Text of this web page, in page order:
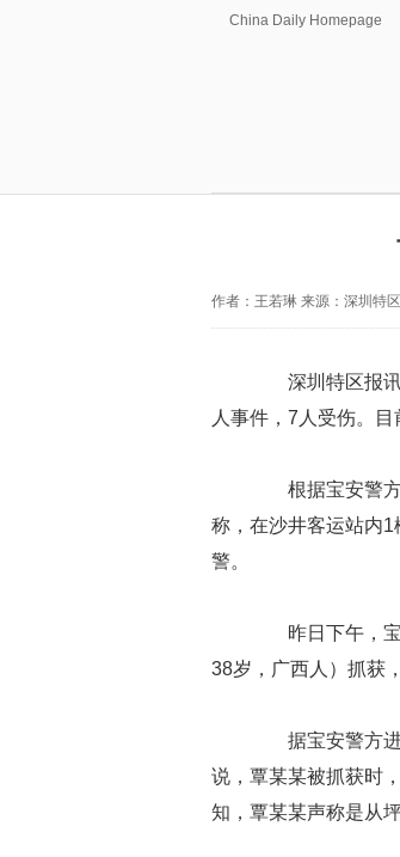
China Daily Homepage
作者：王若琳 来源：深圳特
深圳特区报讯
人事件，7人受伤。
根据宝安警方
称，在沙井客运站内
警。
昨日下午，宝
38岁，广西人）抓获
据宝安警方进
说，覃某某被抓获时
知，覃某某声称是从